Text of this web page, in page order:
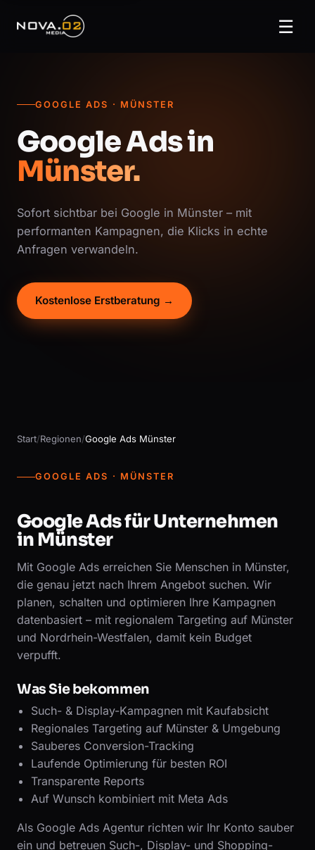
☰
GOOGLE ADS · MÜNSTER
Google Ads in
Münster.
Sofort sichtbar bei Google in Münster – mit
performanten Kampagnen, die Klicks in echte
Anfragen verwandeln.
Kostenlose Erstberatung →
Start/Regionen/Google Ads Münster
GOOGLE ADS · MÜNSTER
Google Ads für Unternehmen
in Münster
Mit Google Ads erreichen Sie Menschen in Münster,
die genau jetzt nach Ihrem Angebot suchen. Wir
planen, schalten und optimieren Ihre Kampagnen
datenbasiert – mit regionalem Targeting auf Münster
und Nordrhein-Westfalen, damit kein Budget
verpufft.
Was Sie bekommen
Such- & Display-Kampagnen mit Kaufabsicht
Regionales Targeting auf Münster & Umgebung
Sauberes Conversion-Tracking
Laufende Optimierung für besten ROI
Transparente Reports
Auf Wunsch kombiniert mit Meta Ads
Als Google Ads Agentur richten wir Ihr Konto sauber
ein und betreuen Such-, Display- und Shopping-